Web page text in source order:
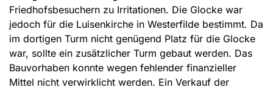
Friedhofsbesuchern zu Irritationen. Die Glocke war
jedoch für die Luisenkirche in Westerfilde bestimmt. Da
im dortigen Turm nicht genügend Platz für die Glocke
war, sollte ein zusätzlicher Turm gebaut werden. Das
Bauvorhaben konnte wegen fehlender finanzieller
Mittel nicht verwirklicht werden. Ein Verkauf der